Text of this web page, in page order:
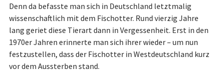
Denn da befasste man sich in Deutschland letztmalig
wissenschaftlich mit dem Fisch­ot­ter. Rund vierzig Jahre
lang geriet diese Tierart dann in Vergessenheit. Erst in den
1970er Jahren erinnerte man sich ihrer wieder – um nun
festzu­stellen, dass der Fisch­ot­ter in West­deutsch­land kurz
vor dem Aussterben stand.